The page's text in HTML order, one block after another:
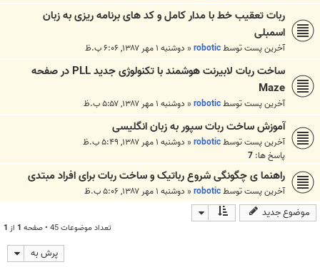
ربات تعقیب خط با مدار کامل و کد های برنامه ریزی به زبان
اسمبلی
آخرین پست توسطrobotic
« دوشنبه ۱ مهر ۱۳۸۷, ۶:۰۶ ب.ظ
ساخت ربات لابیرنت هوشمند با تکنولوژی جدید PLL در صفحه
Maze
آخرین پست توسطrobotic
« دوشنبه ۱ مهر ۱۳۸۷, ۵:۵۷ ب.ظ
آموزش ساخت ربات سپور به زبان انگلیسی
آخرین پست توسطrobotic
« دوشنبه ۱ مهر ۱۳۸۷, ۵:۴۹ ب.ظ
پاسخ ها: 7
راهنما ی چگونگی شروع رباتیک و ساخت ربات برای افراد مبتدی
آخرین پست توسطrobotic
« دوشنبه ۱ مهر ۱۳۸۷, ۵:۰۶ ب.ظ
موضوع جدید
تعداد موضوعات 45 • صفحه 1 از 1
پرش به